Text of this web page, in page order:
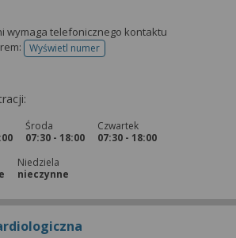
wymaga telefonicznego kontaktu
Wyświetl numertelefonu do rejestracji
Środa
07:30 - 18:00
Czwartek
07:30 - 18:00
Niedziela
nieczynne